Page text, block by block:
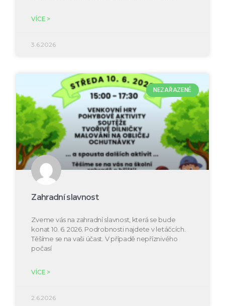
VÍCE >
3.6.2026
NEZAŘAZENÉ
Zahradní slavnost
Zveme vás na zahradní slavnost, která se bude
konat 10. 6. 2026. Podrobnosti najdete v letáčcích.
Těšíme se na vaši účast. V případě nepříznivého
počasí
VÍCE >
2.6.2026